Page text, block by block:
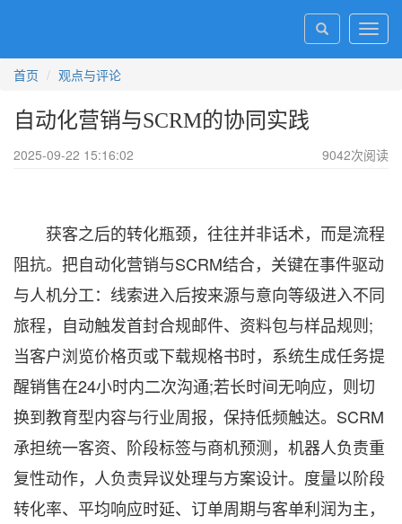
首页
观点与评论
自动化营销与SCRM的协同实践
2025-09-22 15:16:02 9042次阅读
获客之后的转化瓶颈，往往并非话术，而是流程
阻抗。把自动化营销与SCRM结合，关键在事件驱动
与人机分工：线索进入后按来源与意向等级进入不同
旅程，自动触发首封合规邮件、资料包与样品规则;
当客户浏览价格页或下载规格书时，系统生成任务提
醒销售在24小时内二次沟通;若长时间无响应，则切
换到教育型内容与行业周报，保持低频触达。SCRM
承担统一客资、阶段标签与商机预测，机器人负责重
复性动作，人负责异议处理与方案设计。度量以阶段
转化率、平均响应时延、订单周期与客单利润为主，